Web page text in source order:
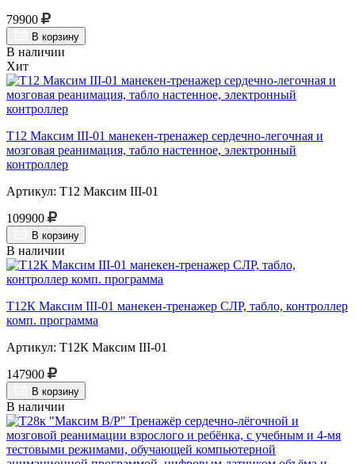
79900
В корзину
В наличии
Хит
Т12 Максим III-01 манекен-тренажер сердечно-легочная и
мозговая реанимация, табло настенное, электронный
контроллер
Артикул: Т12 Максим III-01
109900
В корзину
В наличии
Т12К Максим III-01 манекен-тренажер СЛР, табло, контроллер
комп. программа
Артикул: Т12К Максим III-01
147900
В корзину
В наличии